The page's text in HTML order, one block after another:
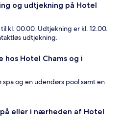
og udtjekning på Hotel
kl. 00.00. Udtjekning er kl. 12.00.
udtjekning.
hos Hotel Chams og i
spa og en udendørs pool samt en
eller i nærheden af Hotel